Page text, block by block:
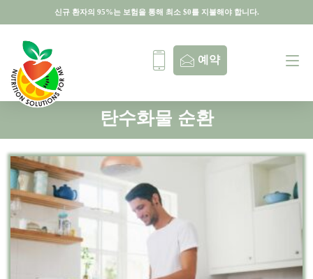
신규 환자의 95%는 보험을 통해 최소 $0를 지불해야 합니다.
신규 환자의 95%는 보험을 통해 최소 $0를 지불해야 합니다.
예약
탄수화물 순환